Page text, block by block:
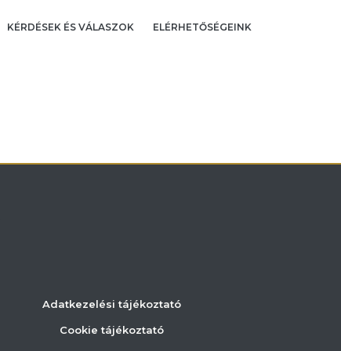
KÉRDÉSEK ÉS VÁLASZOK ELÉRHETŐSÉGEINK
Adatkezelési tájékoztató
Cookie tájékoztató